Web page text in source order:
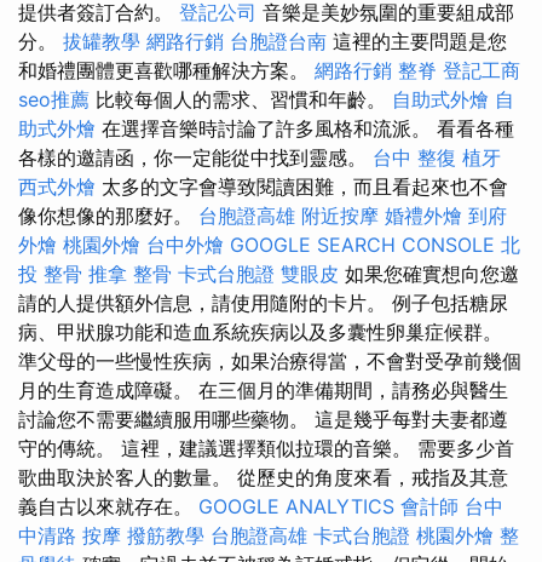
提供者簽訂合約。 登記公司 音樂是美妙氛圍的重要組成部
分。 拔罐教學 網路行銷 台胞證台南 這裡的主要問題是您
和婚禮團體更喜歡哪種解決方案。 網路行銷 整脊 登記工商
seo推薦 比較每個人的需求、習慣和年齡。 自助式外燴 自
助式外燴 在選擇音樂時討論了許多風格和流派。 看看各種
各樣的邀請函，你一定能從中找到靈感。 台中 整復 植牙
西式外燴 太多的文字會導致閱讀困難，而且看起來也不會
像你想像的那麼好。 台胞證高雄 附近按摩 婚禮外燴 到府
外燴 桃園外燴 台中外燴 GOOGLE SEARCH CONSOLE 北
投 整骨 推拿 整骨 卡式台胞證 雙眼皮 如果您確實想向您邀
請的人提供額外信息，請使用隨附的卡片。 例子包括糖尿
病、甲狀腺功能和造血系統疾病以及多囊性卵巢症候群。
準父母的一些慢性疾病，如果治療得當，不會對受孕前幾個
月的生育造成障礙。 在三個月的準備期間，請務必與醫生
討論您不需要繼續服用哪些藥物。 這是幾乎每對夫妻都遵
守的傳統。 這裡，建議選擇類似拉環的音樂。 需要多少首
歌曲取決於客人的數量。 從歷史的角度來看，戒指及其意
義自古以來就存在。 GOOGLE ANALYTICS 會計師 台中
中清路 按摩 撥筋教學 台胞證高雄 卡式台胞證 桃園外燴 整